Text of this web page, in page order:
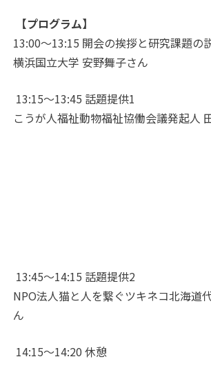
【プログラム】
13:00〜13:15 開会の挨拶と研究課題の
横浜国立大学 安野舞子さん
13:15〜13:45 話題提供1
こうが人福祉動物福祉協働会議発起人
13:45〜14:15 話題提供2
NPO法人猫と人を繋ぐツキネコ北海道
ん
14:15〜14:20 休憩